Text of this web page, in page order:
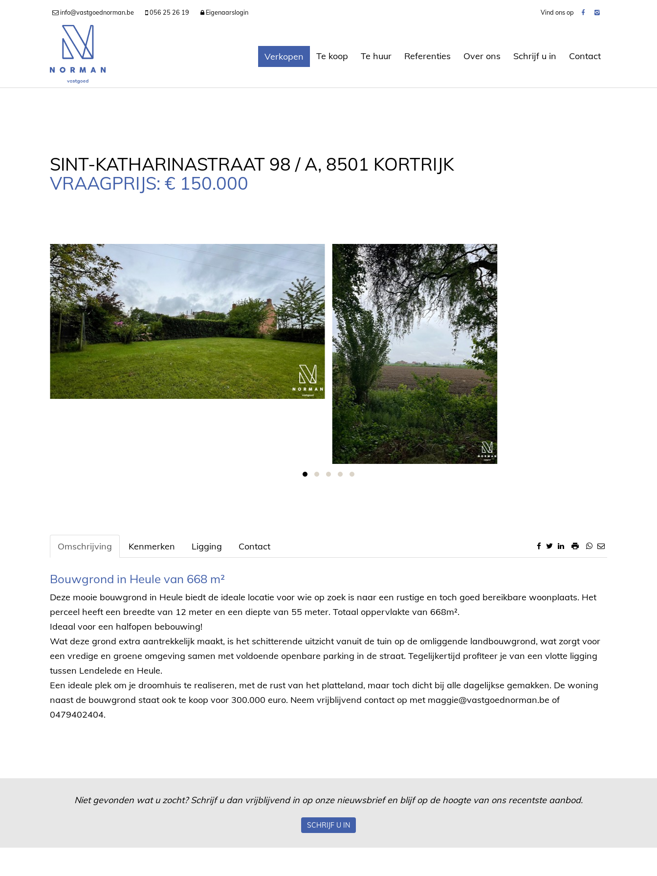
info@vastgoednorman.be 056 25 26 19 Eigenaarslogin Vind ons op
Verkopen Te koop Te huur Referenties Over ons Schrijf u in Contact
SINT-KATHARINASTRAAT 98 / A, 8501 KORTRIJK
VRAAGPRIJS: € 150.000
Omschrijving Kenmerken Ligging Contact
Omschrijving
Bouwgrond in Heule van 668 m²
Deze mooie bouwgrond in Heule biedt de ideale locatie voor wie op zoek is naar een rustige en toch goed bereikbare woonplaats. Het
perceel heeft een breedte van 12 meter en een diepte van 55 meter. Totaal oppervlakte van 668m².
Ideaal voor een halfopen bebouwing!
Wat deze grond extra aantrekkelijk maakt, is het schitterende uitzicht vanuit de tuin op de omliggende landbouwgrond, wat zorgt voor
een vredige en groene omgeving samen met voldoende openbare parking in de straat. Tegelijkertijd profiteer je van een vlotte ligging
tussen Lendelede en Heule.
Een ideale plek om je droomhuis te realiseren, met de rust van het platteland, maar toch dicht bij alle dagelijkse gemakken. De woning
naast de bouwgrond staat ook te koop voor 300.000 euro. Neem vrijblijvend contact op met maggie@vastgoednorman.be of
0479402404.
Niet gevonden wat u zocht? Schrijf u dan vrijblijvend in op onze nieuwsbrief en blijf op de hoogte van ons recentste aanbod.
SCHRIJF U IN